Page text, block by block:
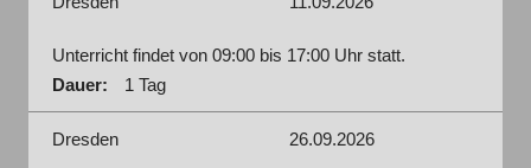
Unterricht findet von 09:00 bis 17:00 Uhr statt.
Dauer:
1 Tag
Dresden 26.09.2026